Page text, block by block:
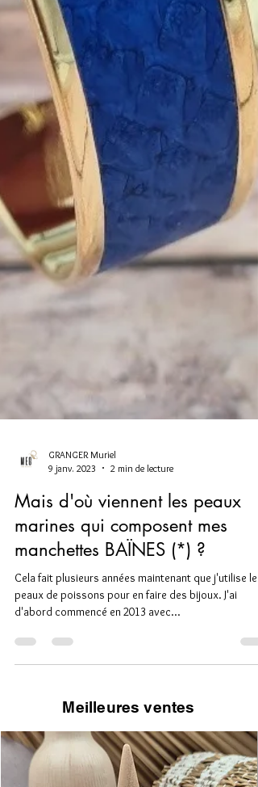
9 janv. 2023
2 min de lecture
Mais d'où viennent les peaux
marines qui composent mes
manchettes BAÏNES (*) ?
Cela fait plusieurs années maintenant que j'utilise les
peaux de poissons pour en faire des bijoux. J'ai
d'abord commencé en 2013 avec...
Meilleures ventes